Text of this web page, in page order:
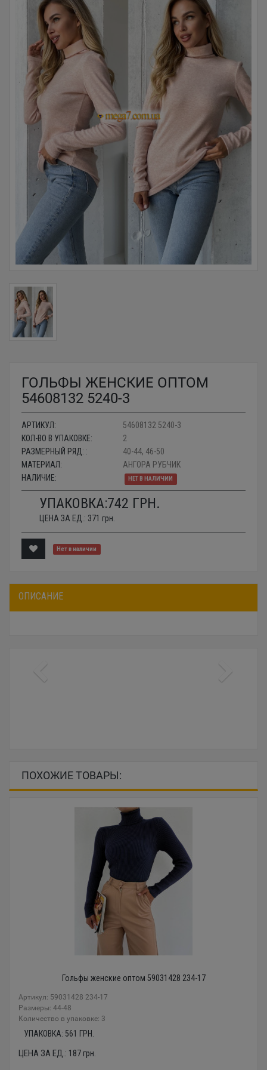
ГОЛЬФЫ ЖЕНСКИЕ ОПТОМ
54608132 5240-3
АРТИКУЛ:
54608132 5240-3
КОЛ-ВО В УПАКОВКЕ:
2
РАЗМЕРНЫЙ РЯД: :
40-44, 46-50
МАТЕРИАЛ:
АНГОРА РУБЧИК
НАЛИЧИЕ:
НЕТ В НАЛИЧИИ
УПАКОВКА:742 ГРН.
ЦЕНА ЗА ЕД.: 371 грн.
Нет в наличии
ОПИСАНИЕ
ПОХОЖИЕ ТОВАРЫ:
Гольфы женские оптом 59031428 234-17
Артикул: 59031428 234-17
Размеры: 44-48
Количество в упаковке: 3
УПАКОВКА: 561 ГРН.
ЦЕНА ЗА ЕД.: 187грн.